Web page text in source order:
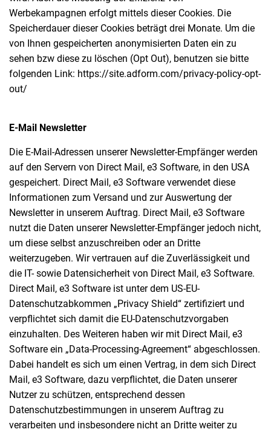
Werbekampagnen erfolgt mittels dieser Cookies. Die
Speicherdauer dieser Cookies beträgt drei Monate. Um die
von Ihnen gespeicherten anonymisierten Daten ein zu
sehen bzw diese zu löschen (Opt Out), benutzen sie bitte
folgenden Link: https://site.adform.com/privacy-policy-opt-
out/
E-Mail Newsletter
Die E-Mail-Adressen unserer Newsletter-Empfänger werden
auf den Servern von Direct Mail, e3 Software, in den USA
gespeichert. Direct Mail, e3 Software verwendet diese
Informationen zum Versand und zur Auswertung der
Newsletter in unserem Auftrag. Direct Mail, e3 Software
nutzt die Daten unserer Newsletter-Empfänger jedoch nicht,
um diese selbst anzuschreiben oder an Dritte
weiterzugeben. Wir vertrauen auf die Zuverlässigkeit und
die IT- sowie Datensicherheit von Direct Mail, e3 Software.
Direct Mail, e3 Software ist unter dem US-EU-
Datenschutzabkommen „Privacy Shield“ zertifiziert und
verpflichtet sich damit die EU-Datenschutzvorgaben
einzuhalten. Des Weiteren haben wir mit Direct Mail, e3
Software ein „Data-Processing-Agreement“ abgeschlossen.
Dabei handelt es sich um einen Vertrag, in dem sich Direct
Mail, e3 Software, dazu verpflichtet, die Daten unserer
Nutzer zu schützen, entsprechend dessen
Datenschutzbestimmungen in unserem Auftrag zu
verarbeiten und insbesondere nicht an Dritte weiter zu